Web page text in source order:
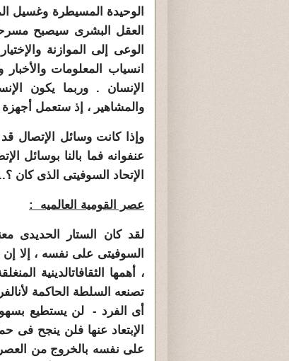
الوحيدة المسيطرة وغسيل
العقل البشرى سيصبح
الوعى إلى الموازنة
انسياب المعلومات
الإنسان . وربما يكون
والمشاهير ، إذ ستعمل
وإذا كانت وسائل الإتصال
عنفوانه فما بالنا بوسائل
الإتحاد السوفيتى الذى كان
عصر القومية العالميه :
لقد كان الستار الحديدى
السوفيتى على نفسه ، إلا
، أهمها الثقافاتالدينية
تصنعه السلطة الحاكمة لأن
أى الفرد - لن يستطيع
الإبتعاد عنها فلن ينجح فى
على نفسه بالخروج من